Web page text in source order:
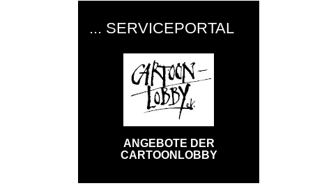
... SERVICEPORTAL
ANGEBOTE DER
CARTOONLOBBY